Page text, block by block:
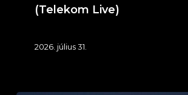
Live)(Telekom Live)
2026. július 31.